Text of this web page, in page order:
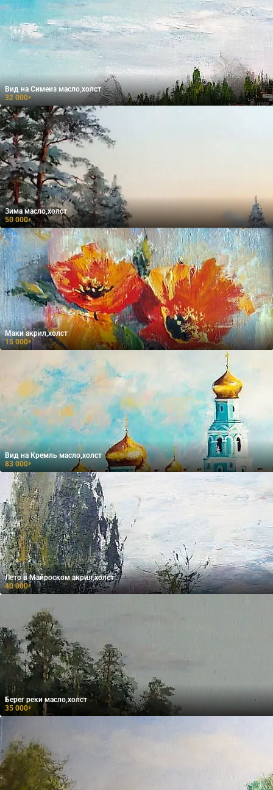
Вид на Симеиз масло,холст
32 000₽
Зима масло,холст
50 000₽
Маки акрил,холст
15 000₽
Вид на Кремль масло,холст
83 000₽
Лето в Майроском акрил,холст
40 000₽
Берег реки масло,холст
35 000₽